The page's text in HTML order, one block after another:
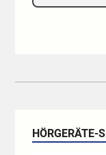
HÖRGERÄTE-